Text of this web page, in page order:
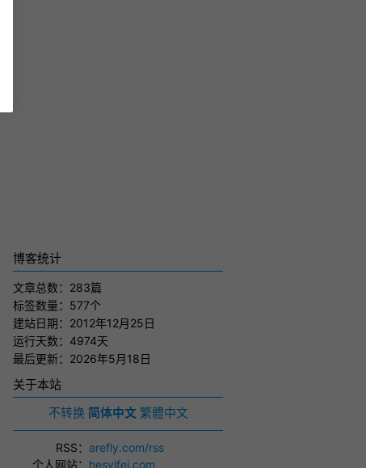
博客统计
文章总数：283篇
标签数量：577个
建站日期：2012年12月25日
运行天数：4974天
最后更新：2026年5月18日
关于本站
不转换 简体中文 繁體中文
RSS： arefly.com/rss
个人网站： hesyifei.com